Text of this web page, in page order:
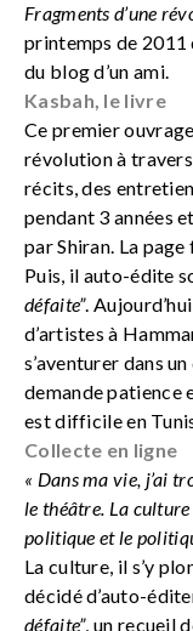
Fragments d’une
printemps de 2011
du blog d’un ami.
Kasbah, le livre
Ce premier
révolution à travers
récits, des
pendant 3 années
par Shiran. La
Puis, il auto-édite
défaite”.
d’artistes à
s’aventurer dans
demande patience
est difficile en
Collecte en ligne
« Dans ma vie, j’ai
le théâtre. La
politique et le
La culture, il s’y
décidé d’auto-
défaite”, un recueil